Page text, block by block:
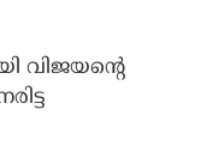
വിജയന്റെ